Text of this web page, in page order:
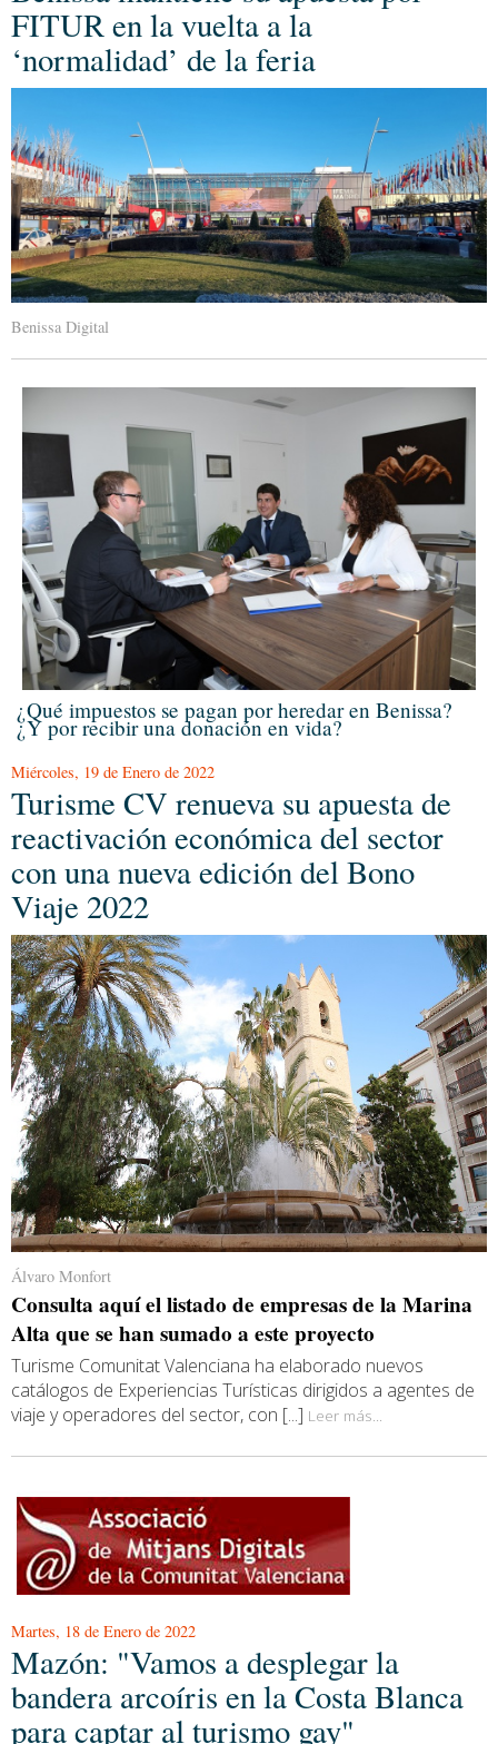
FITUR en la vuelta a la
‘normalidad’ de la feria
Benissa Digital
¿Qué impuestos se pagan por heredar en Benissa?
¿Y por recibir una donación en vida?
Miércoles, 19 de Enero de 2022
Turisme CV renueva su apuesta de
reactivación económica del sector
con una nueva edición del Bono
Viaje 2022
Álvaro Monfort
Consulta aquí el listado de empresas de la Marina
Alta que se han sumado a este proyecto
Turisme Comunitat Valenciana ha elaborado nuevos
catálogos de Experiencias Turísticas dirigidos a agentes de
viaje y operadores del sector, con [...] Leer más...
Martes, 18 de Enero de 2022
Mazón: "Vamos a desplegar la
bandera arcoíris en la Costa Blanca
para captar al turismo gay"